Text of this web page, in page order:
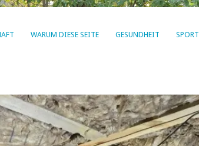
WARUM DIESE SEITE GESUNDHEIT SPORT